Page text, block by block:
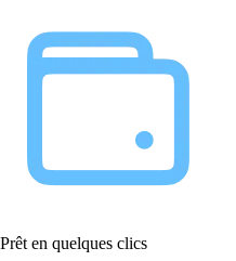
Prêt en quelques clics